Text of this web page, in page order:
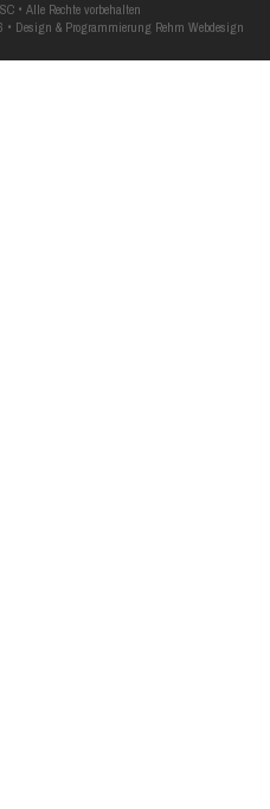
• Alle Rechte vorbehalten
• Design & Programmierung Rehm Webdesign